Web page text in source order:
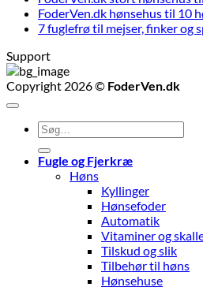
FoderVen.dk hønsehus til 10
7 fuglefrø til mejser, finker og
Support
Copyright 2026 © FoderVen.dk
Søg
efter:
Fugle og Fjerkræ
Høns
Kyllinger
Hønsefoder
Automatik
Vitaminer og
Tilskud og slik
Tilbehør til høns
Hønsehuse